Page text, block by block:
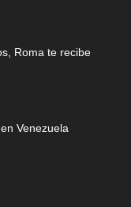
Roma te recibe
Venezuela